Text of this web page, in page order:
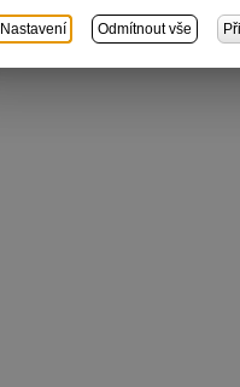
Nastavení Odmítnout vše